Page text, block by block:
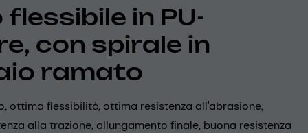
flessibile in PU-
con spirale in
ramato
ottima flessibilità, ottima resistenza all'abrasione,
alla trazione, allungamento finale, buona resistenza